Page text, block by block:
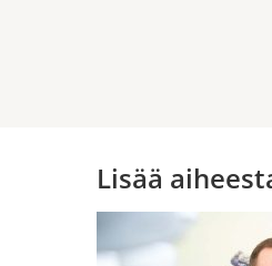
Lisää